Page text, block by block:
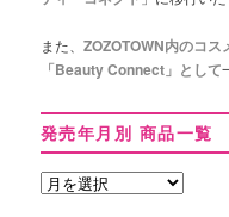
また、ZOZOTOWN内のコス
「Beauty Connect」として
発売年月別 商品一覧
発